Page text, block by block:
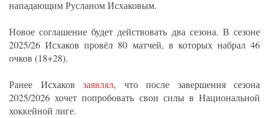
нападающим Русланом Исхаковым.
Новое соглашение будет действовать два сезона. В сезоне
2025/26 Исхаков провёл 80 матчей, в которых набрал 46
очков (18+28).
Ранее Исхаков заявлял, что после завершения сезона
2025/2026 хочет попробовать свои силы в Национальной
хоккейной лиге.